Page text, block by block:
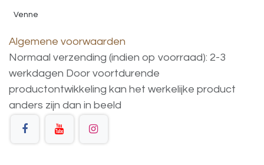
Venne
Algemene voorwaarden
Normaal verzending (indien op voorraad): 2-3
werkdagen Door voortdurende
productontwikkeling kan het werkelijke product
anders zijn dan in beeld